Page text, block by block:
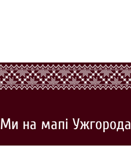
Ми на мапі Ужгорода